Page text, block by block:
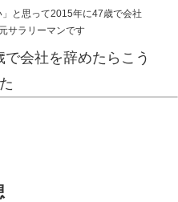
」と思って2015年に47歳で会社
サラリーマンです
会社を辞めたらこう